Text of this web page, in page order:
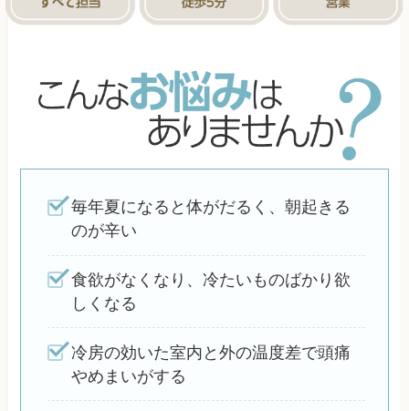
毎年夏になると体がだるく、朝起きる
のが辛い
食欲がなくなり、冷たいものばかり欲
しくなる
冷房の効いた室内と外の温度差で頭痛
やめまいがする